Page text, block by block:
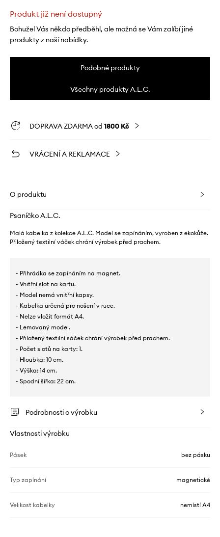
Produkt již není dostupný
Bohužel Vás někdo předběhl, ale možná se Vám zalíbí jiné
produkty z naší nabídky.
Podobné produkty
Všechny produkty A.L.C.
DOPRAVA ZDARMA od 1800 Kč
VRÁCENÍ A REKLAMACE
O produktu
Psaníčko A.L.C.
Malá kabelka z kolekce A.L.C. Model se zapínáním, vyroben z ekokůže.
Přiložený textilní váček chrání výrobek před prachem.
- Přihrádka se zapínáním na magnet.
- Vnitřní slot na kartu.
- Model nemá vnitřní kapsy.
- Kabelka určená pro nošení v ruce.
- Nelze vložit formát A4.
- Lemovaný model.
- Přiložený textilní sáček chrání výrobek před prachem.
- Počet slotů na karty: 1.
- Hloubka: 10 cm.
- Výška: 14 cm.
- Spodní šířka: 22 cm.
Podrobnosti o výrobku
Vlastnosti výrobku
Pásek bez pásku
Typ zapínání magnetické
Velikost kabelky nemístí A4